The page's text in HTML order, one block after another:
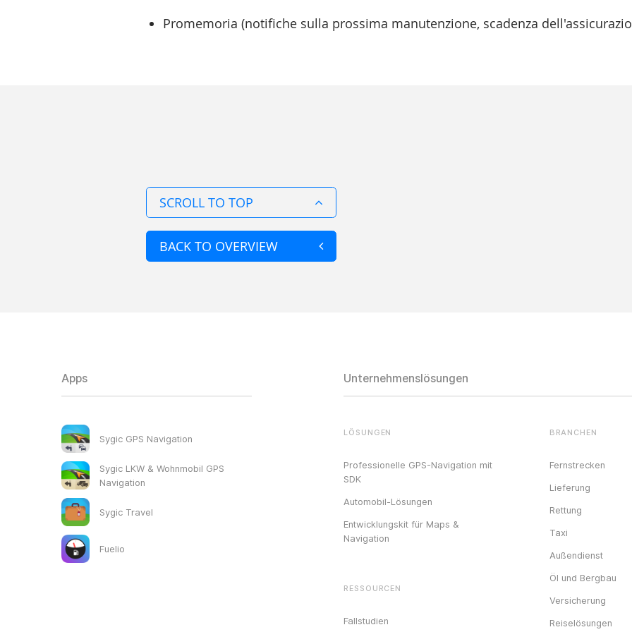
Promemoria (notifiche sulla prossima manutenzione, scadenza
SCROLL TO TOP
BACK TO OVERVIEW
Apps
Sygic GPS Navigation
Sygic LKW & Wohnmobil GPS
Navigation
Sygic Travel
Fuelio
Unternehmenslösungen
LÖSUNGEN
Professionelle GPS-Navigation mit
SDK
Automobil-Lösungen
Entwicklungskit für Maps &
Navigation
RESSOURCEN
Fallstudien
BRANCHEN
Fernstrecken
Lieferung
Rettung
Taxi
Außendienst
Öl und Bergbau
Versicherung
Reiselösungen